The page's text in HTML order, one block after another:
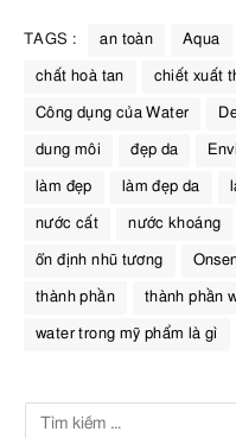
TAGS : an toàn Aqua
chất hoà tan chiết xuất
Công dụng của Water
dung môi đẹp da
làm đẹp làm đẹp da
nước cất nước khoáng
ổn định nhũ tương
thành phần thành phần
water trong mỹ phẩm là gì